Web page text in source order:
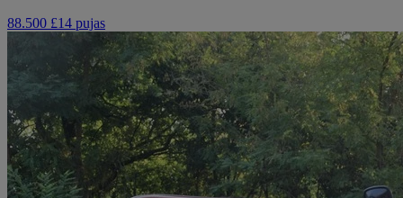
88.500 £14 pujas